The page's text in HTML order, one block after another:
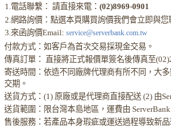
1.電話聯繫： 請直接來電：(02)8969-0901
2.網路詢價：點選本頁購買詢價我們會立即與您
3.來函詢價Email: service@serverbank.com.tw
付款方式：如客戶為首次交易採現金交易。
傳真訂單： 直接將正式報價單簽名後傳真至
寄送時間：依造不同廠牌代理商有所不同，大
交期。
送貨方式：(1) 原廠或是代理商直接配送 (2) 由
送貨範圍：限台灣本島地區，運費由
售後服務：若產品本身瑕疵或運送過程導致新